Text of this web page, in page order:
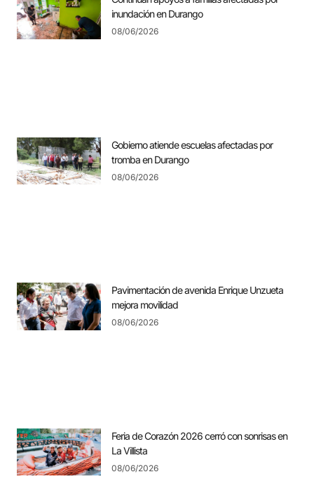
inundación en Durango
08/06/2026
Gobierno atiende escuelas afectadas por
tromba en Durango
08/06/2026
Pavimentación de avenida Enrique Unzueta
mejora movilidad
08/06/2026
Feria de Corazón 2026 cerró con sonrisas en
La Villista
08/06/2026